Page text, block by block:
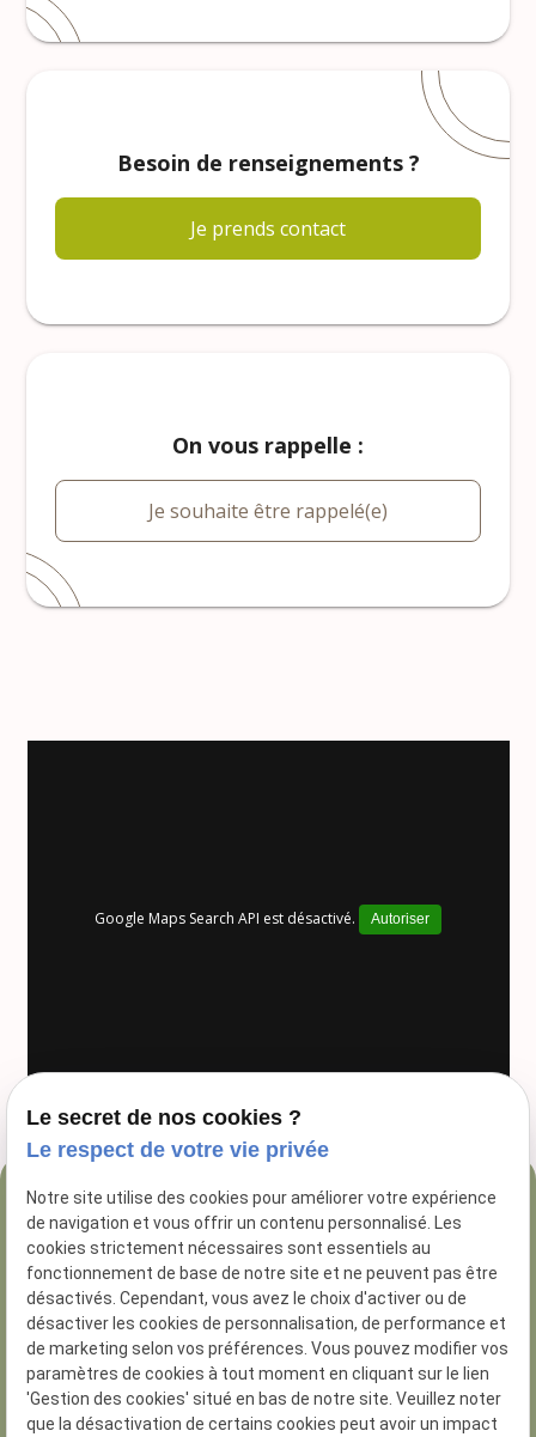
Besoin de renseignements ?
Je prends contact
On vous rappelle :
Je souhaite être rappelé(e)
Google Maps Search API est désactivé. Autoriser
04 84 89 16 47
54 Rue George
13005 Marseille
Le secret de nos cookies ?
Le respect de votre vie privée
Notre site utilise des cookies pour améliorer votre expérience
de navigation et vous offrir un contenu personnalisé. Les
cookies strictement nécessaires sont essentiels au
fonctionnement de base de notre site et ne peuvent pas être
désactivés. Cependant, vous avez le choix d'activer ou de
désactiver les cookies de personnalisation, de performance et
de marketing selon vos préférences. Vous pouvez modifier vos
paramètres de cookies à tout moment en cliquant sur le lien
'Gestion des cookies' situé en bas de notre site. Veuillez noter
que la désactivation de certains cookies peut avoir un impact